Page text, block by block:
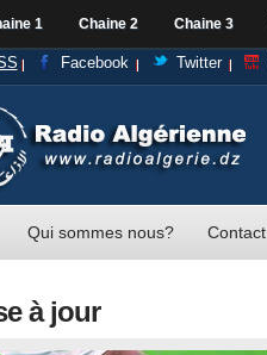
1 Chaine 2 Chaine 3
Facebook Twitter
Qui sommes nous? Contact
à jour